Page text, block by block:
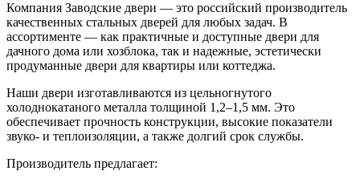
Компания Заводские двери — это российский производитель
качественных стальных дверей для любых задач. В
ассортименте — как практичные и доступные двери для
дачного дома или хозблока, так и надежные, эстетически
продуманные двери для квартиры или коттеджа.
Наши двери изготавливаются из цельногнутого
холоднокатаного металла толщиной 1,2–1,5 мм. Это
обеспечивает прочность конструкции, высокие показатели
звуко- и теплоизоляции, а также долгий срок службы.
Производитель предлагает: